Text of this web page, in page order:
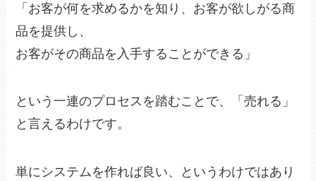
「お客が何を求めるかを知り、お客が欲しがる商
品を提供し、
お客がその商品を入手することができる」
という一連のプロセスを踏むことで、「売れる」
と言えるわけです。
単にシステムを作れば良い、というわけではあり